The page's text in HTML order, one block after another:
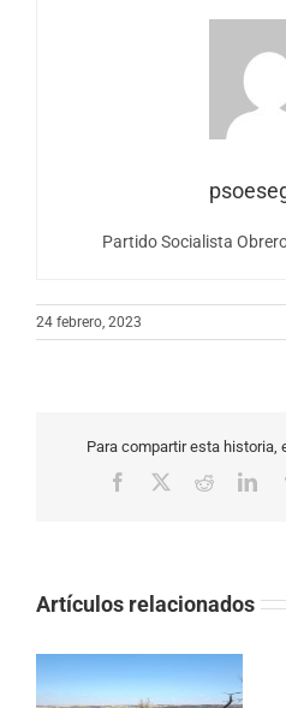
Partido Socialista
24 febrero, 2023
Para compartir esta historia,
Facebook Reddit
Artículos relacionados
EL PSOE EXIGE